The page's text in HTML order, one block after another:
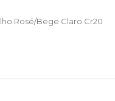
Rosé/Bege Claro Cr20